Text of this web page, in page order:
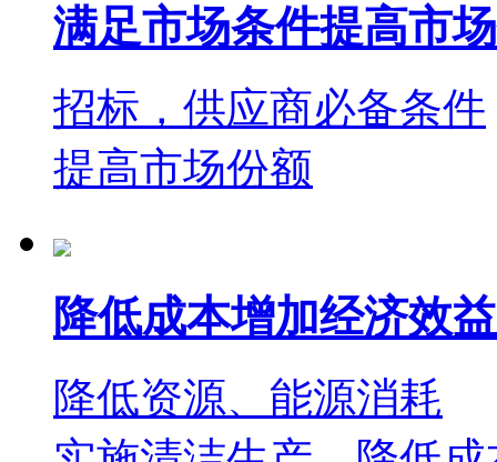
满足市场条件提高市
招标，供应商必备条件
提高市场份额
降低成本增加经济效益
降低资源、能源消耗